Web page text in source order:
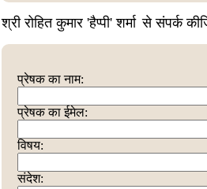
श्री रोहित कुमार 'हैप्पी' शर्मा से संपर्क
प्रेषक का नाम:
प्रेषक का ईमेल:
विषय:
संदेश: